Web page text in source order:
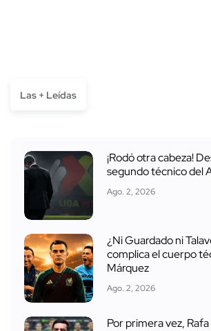
Las + Leídas
¡Rodó otra cabeza!
segundo técnico del
Ago. 2, 2026
¿Ni Guardado ni
complica el cuerpo
Márquez
Ago. 2, 2026
Por primera vez,